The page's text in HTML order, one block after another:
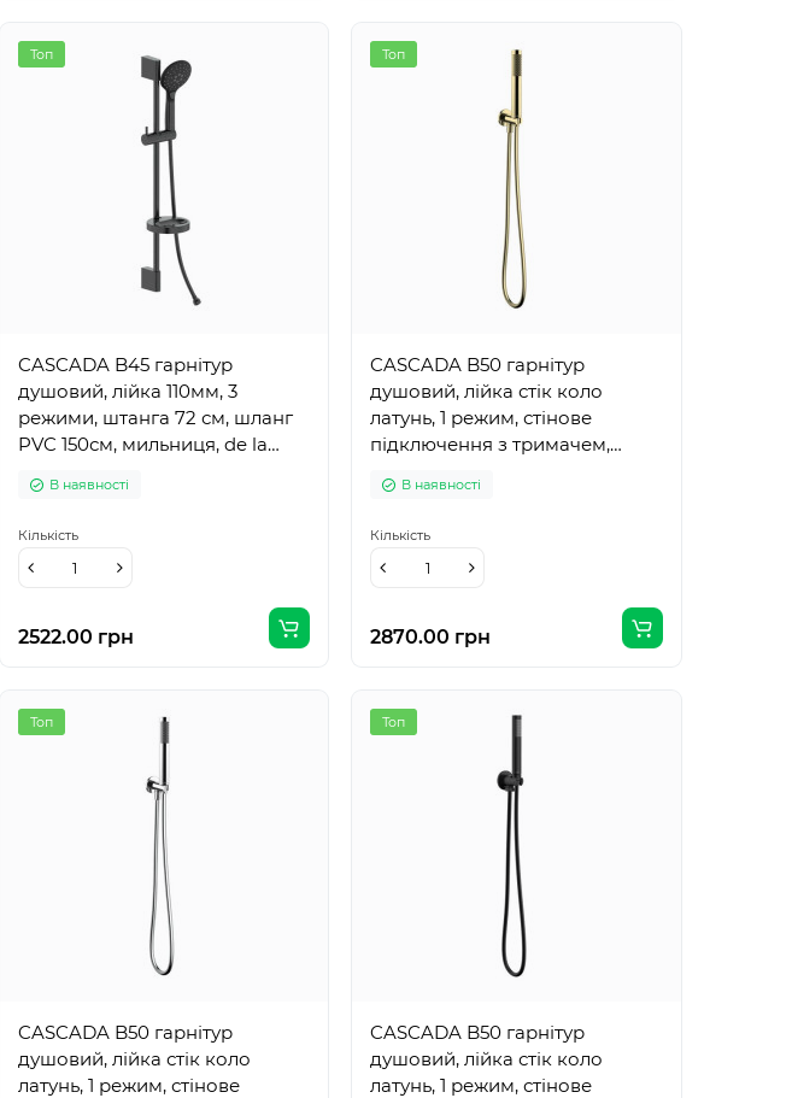
Топ
CASCADA B45 гарнітур
душовий, лійка 110мм, 3
режими, штанга 72 см, шланг
PVC 150см, мильниця, de la
В наявності
2522.00 грн
Кількість
Топ
CASCADA B50 гарнітур
душовий, лійка стік коло
латунь, 1 режим, стінове
підключення з тримачем,
В наявності
2870.00 грн
Кількість
Топ
CASCADA B50 гарнітур
душовий, лійка стік коло
латунь, 1 режим, стінове
Топ
CASCADA B50 гарнітур
душовий, лійка стік коло
латунь, 1 режим, стінове